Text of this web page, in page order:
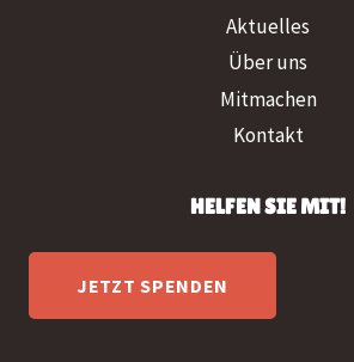
Aktuelles
Über uns
Mitmachen
Kontakt
HELFEN SIE MIT!
JETZT SPENDEN